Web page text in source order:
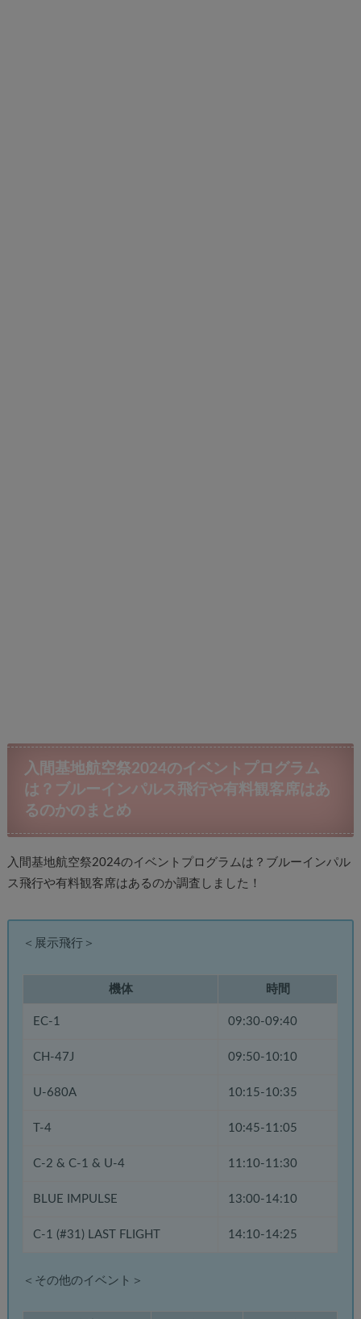
入間基地航空祭2024のイベントプログラム
は？ブルーインパルス飛行や有料観客席はあ
るのかのまとめ
入間基地航空祭2024のイベントプログラムは？ブルーインパル
ス飛行や有料観客席はあるのか調査しました！
＜展示飛行＞
機体 時間
EC-1 09:30-09:40
CH-47J 09:50-10:10
U-680A 10:15-10:35
T-4 10:45-11:05
C-2 & C-1 & U-4 11:10-11:30
BLUE IMPULSE 13:00-14:10
C-1 (#31) LAST FLIGHT 14:10-14:25
＜その他のイベント＞